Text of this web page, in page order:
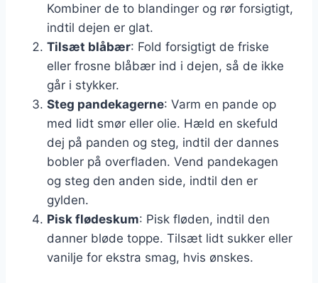
Kombiner de to blandinger og rør forsigtigt,
indtil dejen er glat.
Tilsæt blåbær: Fold forsigtigt de friske
eller frosne blåbær ind i dejen, så de ikke
går i stykker.
Steg pandekagerne: Varm en pande op
med lidt smør eller olie. Hæld en skefuld
dej på panden og steg, indtil der dannes
bobler på overfladen. Vend pandekagen
og steg den anden side, indtil den er
gylden.
Pisk flødeskum: Pisk fløden, indtil den
danner bløde toppe. Tilsæt lidt sukker eller
vanilje for ekstra smag, hvis ønskes.